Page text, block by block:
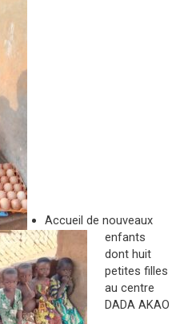
Accueil de nouveaux
enfants
dont huit
petites filles
au centre
DADA AKAO